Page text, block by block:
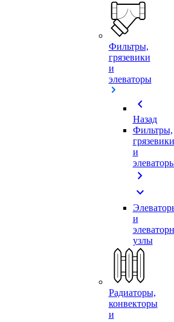
Фильтры,
грязевики
и
элеваторы
chevron_left
Назад
Фильтры,
грязевики
и
chevron_right
expand_more
и
узлы
Радиаторы,
конвекторы
и